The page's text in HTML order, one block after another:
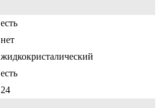
есть
нет
жидкокристалический
есть
24